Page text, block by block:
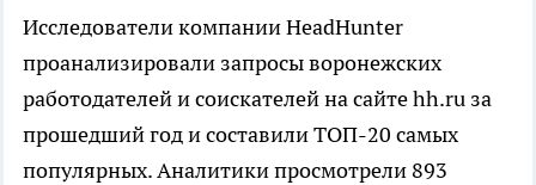
Исследователи компании HeadHunter
проанализировали запросы воронежских
работодателей и соискателей на сайте hh.ru за
прошедший год и составили ТОП-20 самых
популярных. Аналитики просмотрели 893